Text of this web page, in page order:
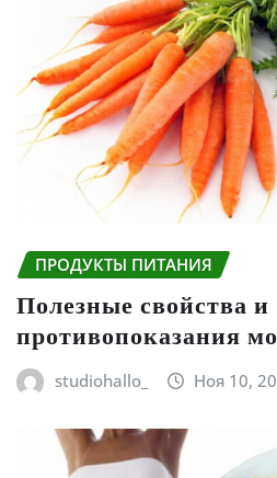
ПРОДУКТЫ ПИТАНИЯ
Полезные свойства и
противопоказания
studiohallo_ Ноя 10,